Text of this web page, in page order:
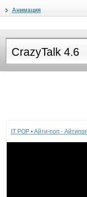
Анимация
IT POP • Айти-поп -